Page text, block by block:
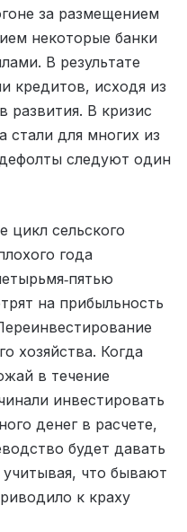
за размещением
некоторые банки
В результате
кредитов, исходя из
развития. В кризис
стали для многих из
следуют один
цикл сельского
года
на прибыльность
хозяйства. Когда
в течение
инвестировать
денег в расчете,
будет давать
что бывают
к краху